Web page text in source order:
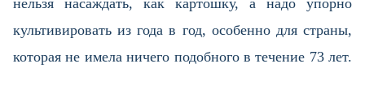
нельзя насаждать, как картошку, а надо упорно
культивировать из года в год, особенно для страны,
которая не имела ничего подобного в течение 73 лет.